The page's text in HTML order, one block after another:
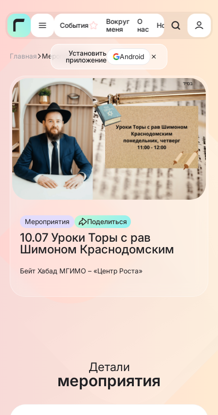
События
Вокруг
меня
О
нас
Новости Тора
Установить
приложение
Android
Главная Мероприятия
Мероприятия Поделиться
10.07 Уроки Торы с рав
Шимоном Краснодомским
Бейт Хабад МГИМО – «Центр Роста»
Детали
мероприятия